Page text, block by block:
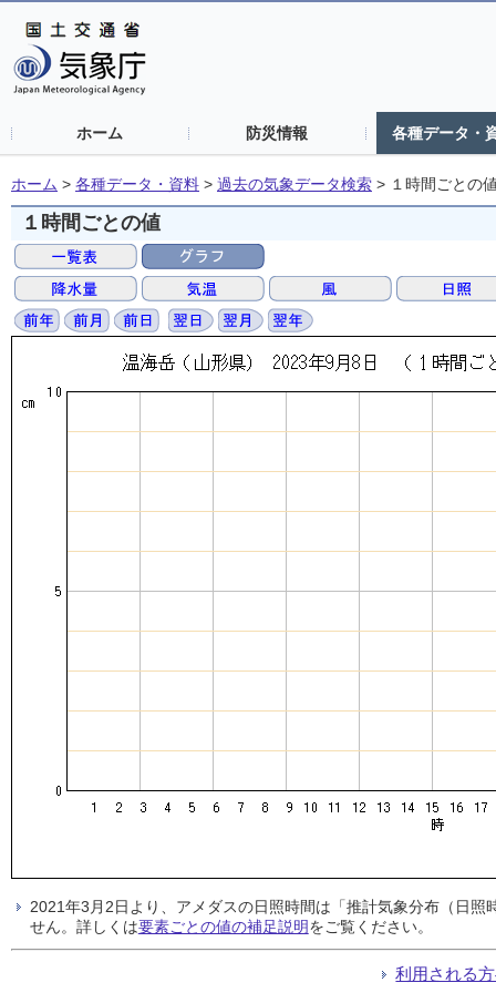
ホーム 防災情報 各種データ・
ホーム > 各種データ・資料 > 過去の気象データ検索 > １時間ごとの
１時間ごとの値
2021年3月2日より、アメダスの日照時間は「推計気象分布（日
せん。詳しくは要素ごとの値の補足説明をご覧ください。
利用される